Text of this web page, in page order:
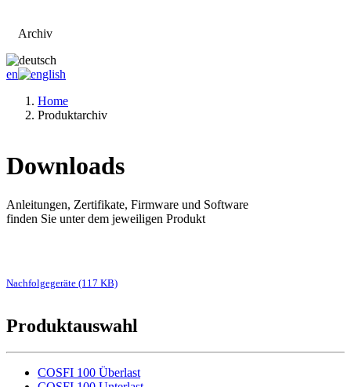
Archiv
en
Home
Produktarchiv
Downloads
Anleitungen, Zertifikate, Firmware und Software
finden Sie unter dem jeweiligen Produkt
Nachfolgegeräte (117 KB)
Produktauswahl
COSFI 100 Überlast